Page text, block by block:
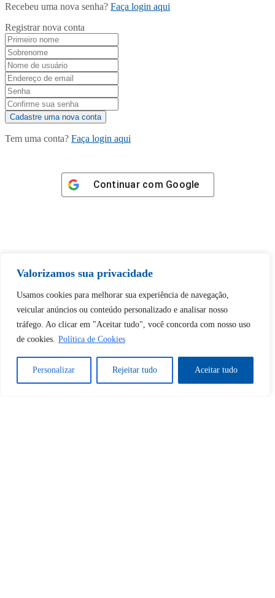
Valorizamos sua privacidade
Usamos cookies para melhorar sua experiência de navegação,
veicular anúncios ou conteúdo personalizado e analisar nosso
tráfego. Ao clicar em "Aceitar tudo", você concorda com nosso uso
de cookies. Política de Cookies
Personalizar Rejeitar tudo Aceitar tudo
Recebeu uma nova senha? Faça login aqui
Registrar nova conta
Tem uma conta? Faça login aqui
Continuar com Google
Tem certeza de que deseja
Desbloquear esquerda : 0
Sim Não